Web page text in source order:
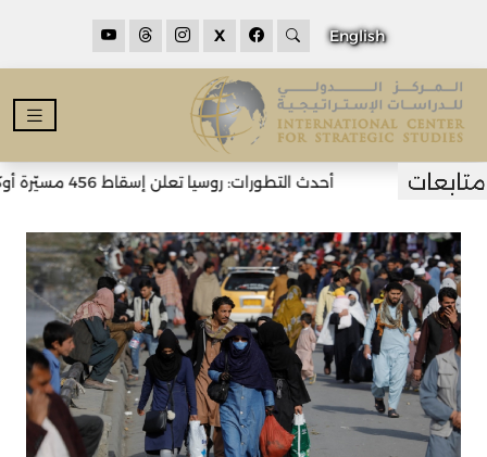
English
X
أحدث التطورات: روسيا تعلن إسقاط 456 مسيّرة أوكرانية خلال الليل وسقوط قتلى